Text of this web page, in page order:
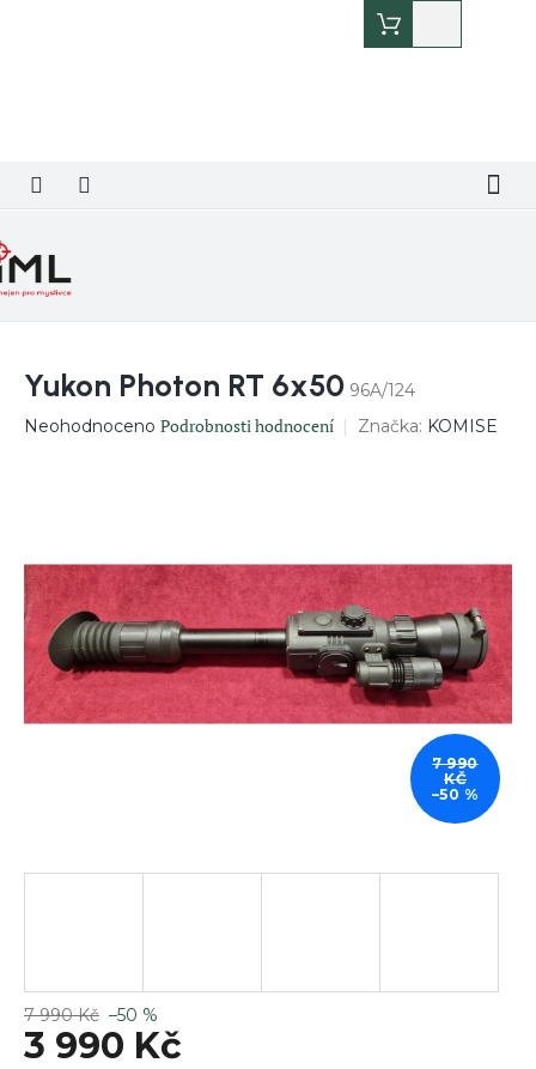
košík
Yukon Photon RT 6x50 96A/124
Průměrné
5
hvězdiček.
Neohodnoceno Podrobnosti hodnocení Značka: KOMISE
7 990
KČ
–50 %
7 990 Kč –50 %
3 990 Kč